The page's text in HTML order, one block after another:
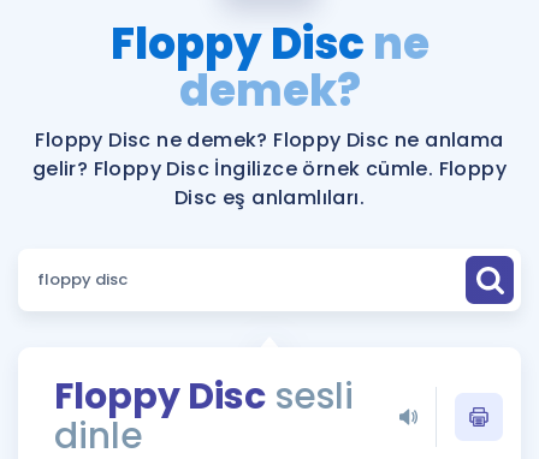
Şifremi Hatırlamıyorum
Katılımcı Görüşleri
Faydalı Araçlar
Ücretsiz Kaynaklar
Puan Hesaplama
ÖSYM Sınav Takvimi
İngilizce Gramer
Floppy Discne
demek?
Floppy Disc ne demek? Floppy Disc ne anlama
gelir? Floppy Disc İngilizce örnek cümle. Floppy
Disc eş anlamlıları.
Floppy Disc sesli
dinle